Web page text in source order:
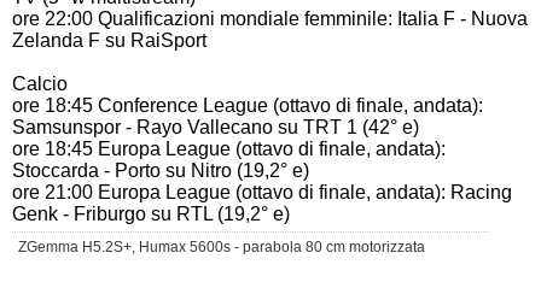
ore 22:00 Qualificazioni mondiale femminile: Italia F - Nuova
Zelanda F su RaiSport
Calcio
ore 18:45 Conference League (ottavo di finale, andata):
Samsunspor - Rayo Vallecano su TRT 1 (42° e)
ore 18:45 Europa League (ottavo di finale, andata):
Stoccarda - Porto su Nitro (19,2° e)
ore 21:00 Europa League (ottavo di finale, andata): Racing
Genk - Friburgo su RTL (19,2° e)
ZGemma H5.2S+, Humax 5600s - parabola 80 cm motorizzata